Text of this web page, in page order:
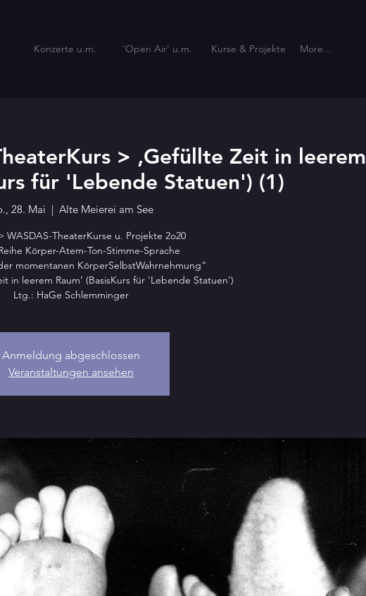
Konzerte u.m. 'Open Air' u.m. Kurse & Projekte More...
> ‚Gefüllte Zeit in leerem
für 'Lebende Statuen') (1)
28. Mai
  |
Alte Meierei am See
WASDAS-TheaterKurse u. Projekte 2o20
Körper-Atem-Ton-Stimme-Sprache
momentanen KörperSelbstWahrnehmung“
in leerem Raum’ (BasisKurs für 'Lebende Statuen')
Anmeldung abgeschlossen
Veranstaltungen ansehen